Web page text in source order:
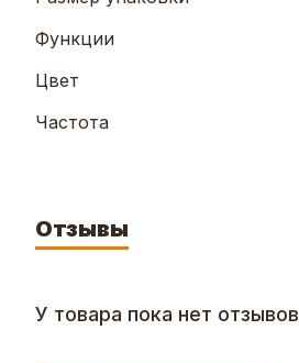
Функции
Цвет
Частота
Отзывы
У товара пока нет отзывов